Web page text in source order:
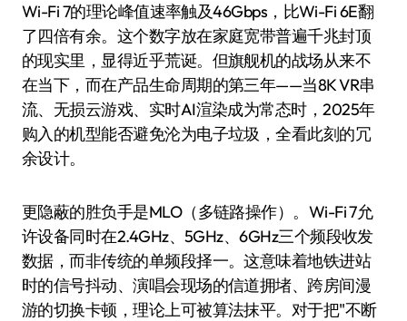
Wi-Fi 7的理论峰值速率触及46Gbps，比Wi-Fi 6E翻
了四倍有余。这个数字放在家庭宽带普遍千兆封顶
的现实里，显得近乎荒诞。但旗舰机的战场从来不
在当下，而在产品生命周期的第三年——当8K VR串
流、无损云游戏、实时AI渲染成为常态时，2025年
购入的机型能否避免沦为电子垃圾，全看此刻的冗
余设计。
更隐蔽的胜负手是MLO（多链路操作）。Wi-Fi 7允
许设备同时在2.4GHz、5GHz、6GHz三个频段收发
数据，而非传统的单频段择一。这意味着地铁进站
时的信号抖动、演唱会现场的信道拥堵、跨房间漫
游的切换卡顿，理论上可被算法抹平。对于把"不断